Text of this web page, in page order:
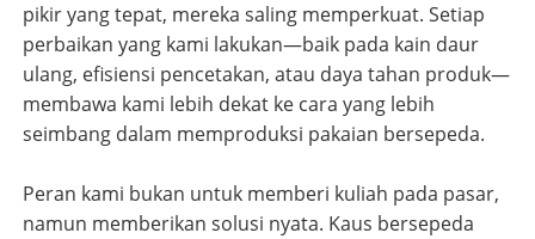
pikir yang tepat, mereka saling memperkuat. Setiap
perbaikan yang kami lakukan—baik pada kain daur
ulang, efisiensi pencetakan, atau daya tahan produk—
membawa kami lebih dekat ke cara yang lebih
seimbang dalam memproduksi pakaian bersepeda.
Peran kami bukan untuk memberi kuliah pada pasar,
namun memberikan solusi nyata. Kaus bersepeda